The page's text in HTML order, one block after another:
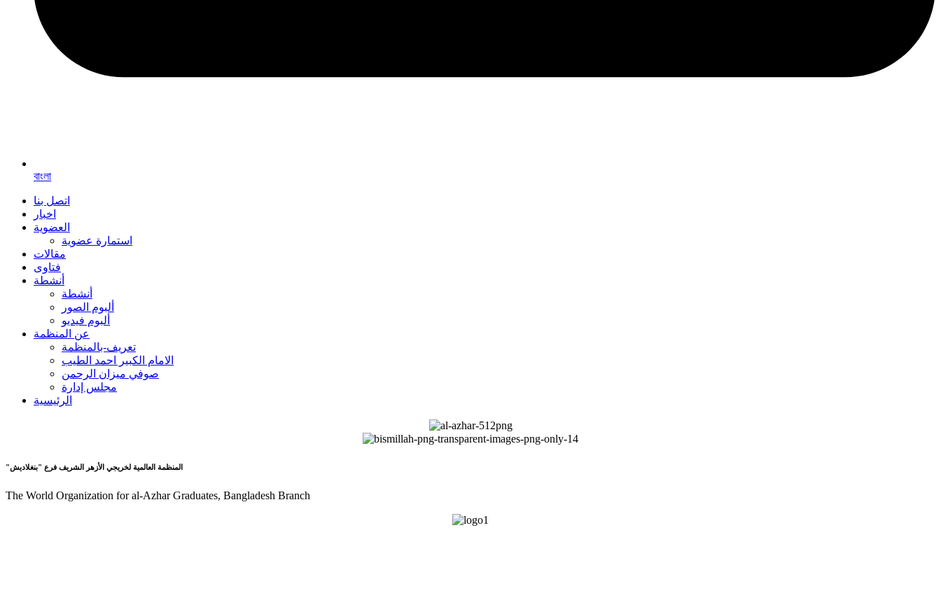
বাংলা
اتصل بنا
اخبار
العضوية
استمارة عضوية
مقالات
فتاوى
أنشطة
أنشطة
ألبوم الصور
ألبوم فيديو
عن المنظمة
تعريف-بالمنظمة
الامام الكبير احمد الطيب
صوفي ميزان الرحمن
مجلس إدارة
الرئيسية
"المنظمة العالمية لخريجي الأزهر الشريف فرع "بنغلاديش
The World Organization for al-Azhar Graduates, Bangladesh Branch